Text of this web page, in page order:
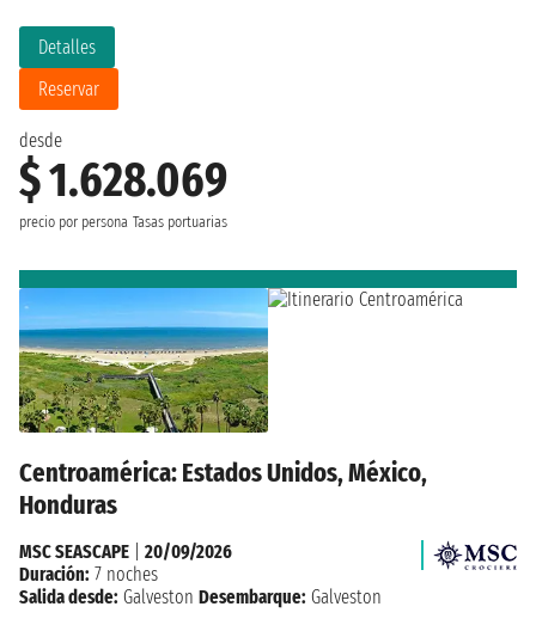
desde
$ 1.628.069
precio por persona Tasas portuarias
Detalles
Reservar
Centroamérica: Estados Unidos, México,
Honduras
MSC SEASCAPE
20/09/2026
Duración: 7 noches
Salida desde: Galveston Desembarque: Galveston